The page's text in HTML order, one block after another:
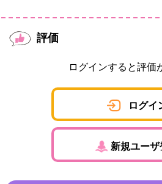
評価
ログインすると評価
ログイ
新規ユーザ